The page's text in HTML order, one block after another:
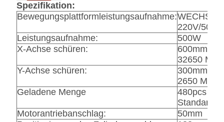
Spezifikation:
Bewegungsplattformleistungsaufnahme:
220V/50HZ
Leistungsaufnahme:
500W
X-Achse schüren:
600mm
32650
Y-Achse schüren:
300mm
2650
Geladene Menge
480pcs
Standards
Motorantriebanschlag:
50mm